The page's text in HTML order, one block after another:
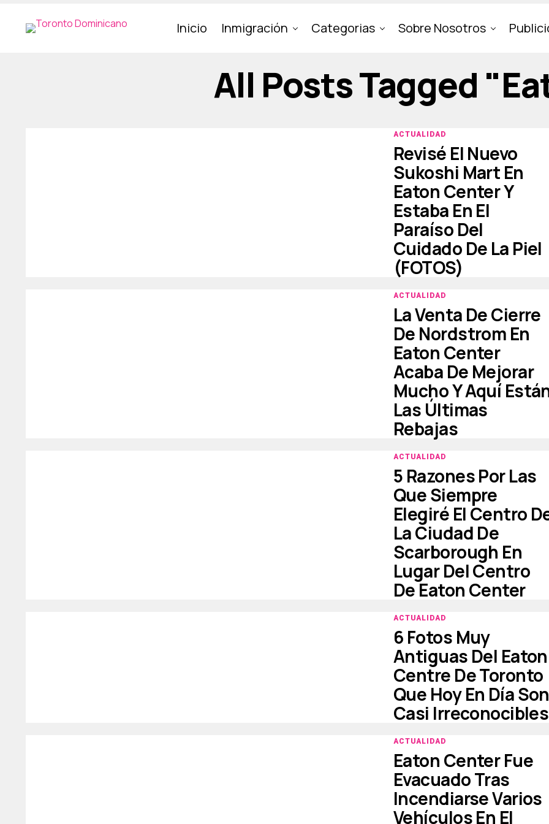
Inicio Inmigración Categorias Sobre Nosotros
All Posts Tagged
ACTUALIDAD
Revisé El Nuevo
Sukoshi Mart En
Eaton Center Y
Estaba En El
Paraíso Del
Cuidado De La Piel
(FOTOS)
ACTUALIDAD
La Venta De Cierre
De Nordstrom En
Eaton Center
Acaba De Mejorar
Mucho Y Aquí
Las Últimas
Rebajas
ACTUALIDAD
5 Razones Por Las
Que Siempre
Elegiré El Centro
La Ciudad De
Scarborough En
Lugar Del Centro
De Eaton Center
ACTUALIDAD
6 Fotos Muy
Antiguas Del Eaton
Centre De Toronto
Que Hoy En Día Son
Casi Irreconocibles
ACTUALIDAD
Eaton Center Fue
Evacuado Tras
Incendiarse Varios
Vehículos En El